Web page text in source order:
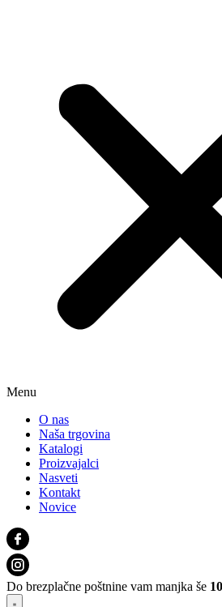
Menu
O nas
Naša trgovina
Katalogi
Proizvajalci
Nasveti
Kontakt
Novice
Do brezplačne poštnine vam manjka še